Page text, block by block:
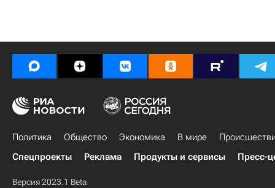
Политика Общество Экономика В мире
Спецпроекты
Реклама Продукты и сервисы Пресс-
Версия 2023.1 Beta